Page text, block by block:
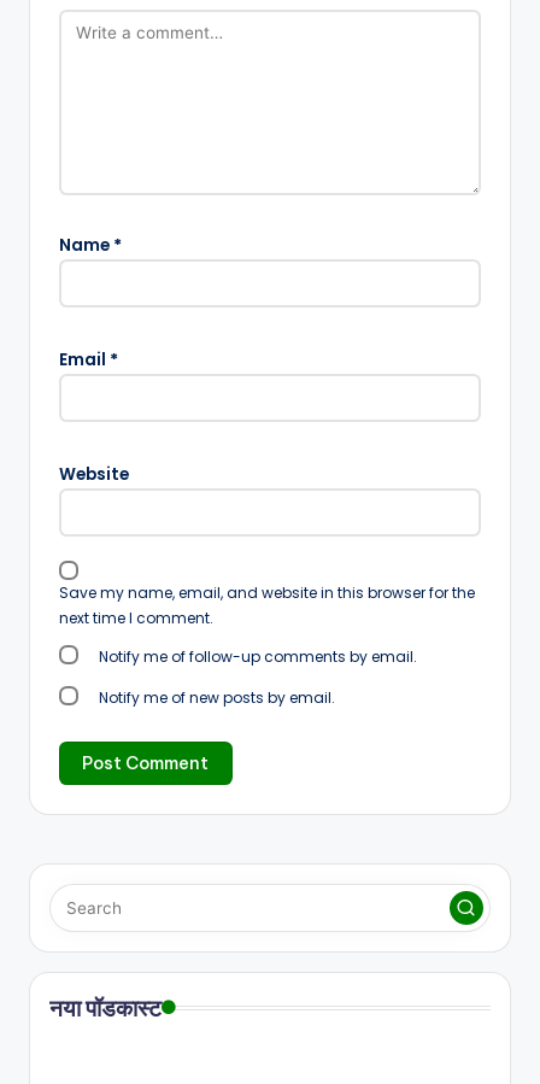
Name *
Email *
Website
Save my name, email, and website in this browser for the
next time I comment.
Notify me of follow-up comments by email.
Notify me of new posts by email.
नया पॉडकास्ट